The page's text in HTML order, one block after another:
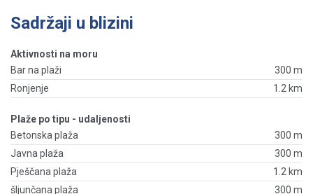
Sadržaji u blizini
Aktivnosti na moru
Bar na plaži
300 m
Ronjenje
1.2 km
Plaže po tipu - udaljenosti
Betonska plaža
300 m
Javna plaža
300 m
Pješčana plaža
1.2 km
šljunčana plaža
300 m